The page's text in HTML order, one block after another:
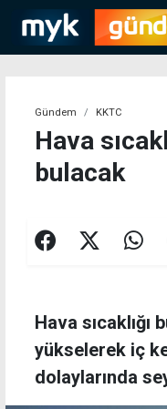
Gündem KKTC
Hava
bulacak
Hava sıcaklığı
yükselerek iç
dolaylarında